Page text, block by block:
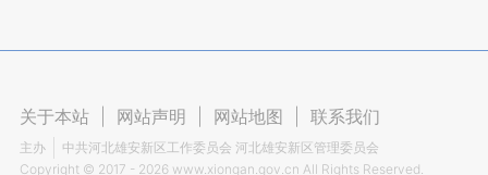
关于本站 网站声明 网站地图 联系我们
主办
中共河北雄安新区工作委员会 河北雄安新区管理委员会
Copyright © 2017 - 2026 www.xiongan.gov.cn All Rights Reserved.